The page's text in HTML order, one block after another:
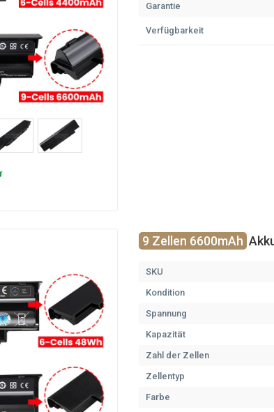
Garantie
Verfügbarkeit
9 Zellen 6600mAh
SKU
Kondition
Spannung
Kapazität
Zahl der Zellen
Zellentyp
Farbe